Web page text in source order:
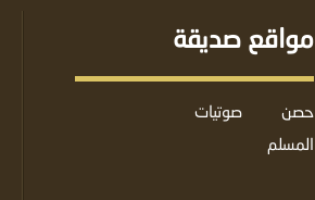
مواقع صديقة
حصن
المسلم
صوتيات